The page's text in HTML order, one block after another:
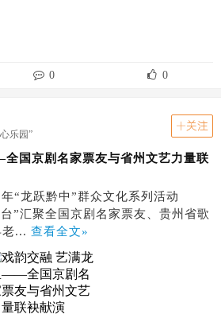
0 0
乐园”
关注
国京剧名家票友与省州文艺力量联
“龙跃黔中”群众文化系列活动
”汇聚全国京剧名家票友、贵州省歌
... 查看全文»